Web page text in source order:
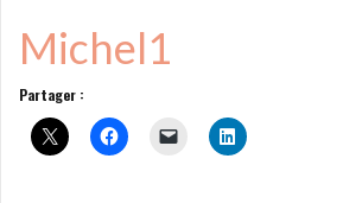
Michel1
Partager :